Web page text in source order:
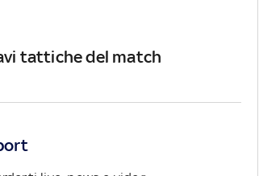
tattiche del match